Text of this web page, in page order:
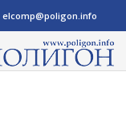
elcomp@poligon.info